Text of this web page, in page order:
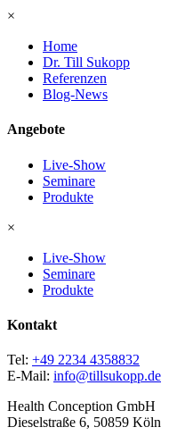
×
Home
Dr. Till Sukopp
Referenzen
Blog-News
Angebote
Live-Show
Seminare
Produkte
×
Live-Show
Seminare
Produkte
Kontakt
Tel: +49 2234 4358832
E-Mail: info@tillsukopp.de
Health Conception GmbH
Dieselstraße 6, 50859 Köln